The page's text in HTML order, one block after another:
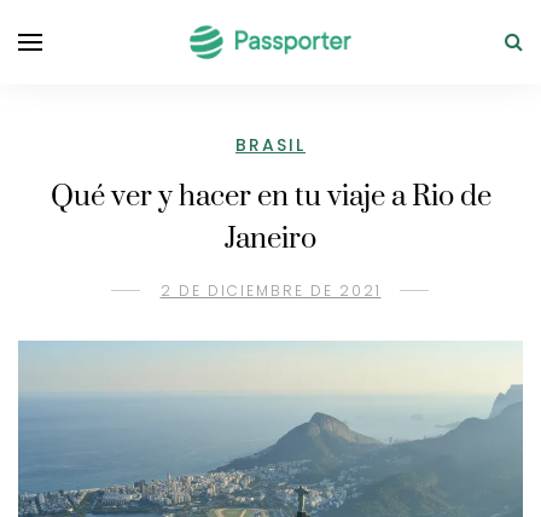
BRASIL
Qué ver y hacer en tu viaje a Rio de
Janeiro
2 DE DICIEMBRE DE 2021